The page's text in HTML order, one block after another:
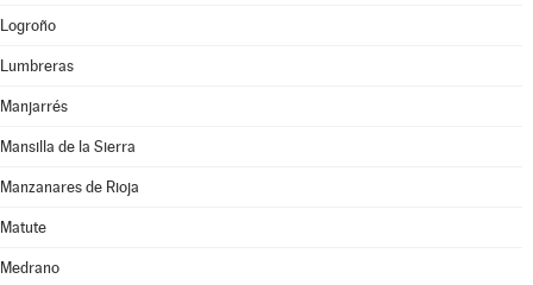
Logroño
Lumbreras
Manjarrés
Mansilla de la Sierra
Manzanares de Rioja
Matute
Medrano